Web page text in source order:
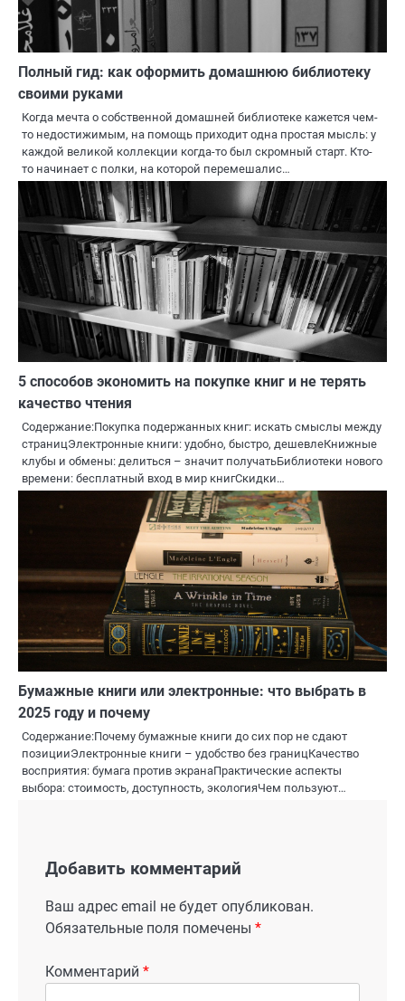
Полный гид: как оформить домашнюю библиотеку
своими руками
Когда мечта о собственной домашней библиотеке кажется чем-
то недостижимым, на помощь приходит одна простая мысль: у
каждой великой коллекции когда-то был скромный старт. Кто-
то начинает с полки, на которой перемешалис…
5 способов экономить на покупке книг и не терять
качество чтения
Содержание:Покупка подержанных книг: искать смыслы между
страницЭлектронные книги: удобно, быстро, дешевлеКнижные
клубы и обмены: делиться – значит получатьБиблиотеки нового
времени: бесплатный вход в мир книгСкидки…
Бумажные книги или электронные: что выбрать в
2025 году и почему
Содержание:Почему бумажные книги до сих пор не сдают
позицииЭлектронные книги – удобство без границКачество
восприятия: бумага против экранаПрактические аспекты
выбора: стоимость, доступность, экологияЧем пользуют…
Добавить комментарий
Ваш адрес email не будет опубликован.
Обязательные поля помечены *
Комментарий *